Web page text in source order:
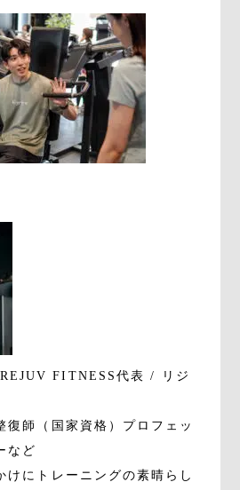
REJUV FITNESS代表 / リジ
復師（国家資格）プロフェッ
など
けにトレーニングの素晴らし
338-3504
・初回体験はこちら